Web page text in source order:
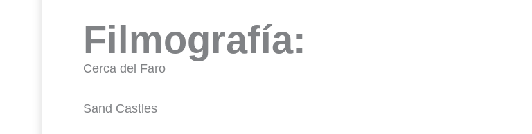
Filmografía:
Cerca del Faro
Sand Castles